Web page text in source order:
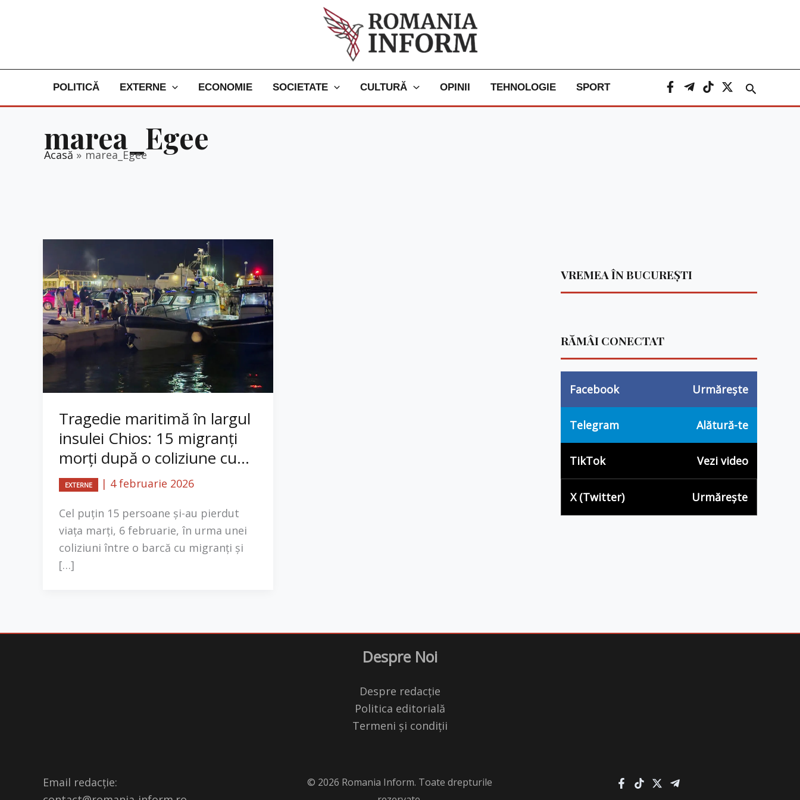
POLITICĂ EXTERNE ECONOMIE SOCIETATE CULTURĂ OPINII TEHNOLOGIE SPORT Caută
marea_Egee
Acasă marea_Egee
Tragedie maritimă în largul
insulei Chios: 15 migranți
morți după o coliziune cu...
EXTERNE | 4 februarie 2026
Cel puțin 15 persoane și-au pierdut
viața marți, 6 februarie, în urma unei
coliziuni între o barcă cu migranți și
[…]
VREMEA ÎN BUCUREȘTI
RĂMÂI CONECTAT
Facebook Urmărește
Telegram Alătură-te
TikTok Vezi video
X (Twitter) Urmărește
Despre Noi
Despre redacție
Politica editorială
Termeni și condiții
Email redacție:
© 2026 Romania Inform. Toate drepturile